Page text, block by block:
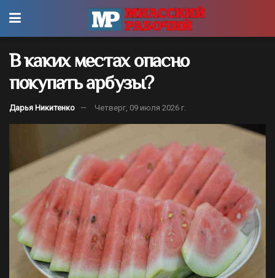
В каких местах опасно
покупать арбузы?
Дарья Никитенко Четверг, 09 июля 2026 г.